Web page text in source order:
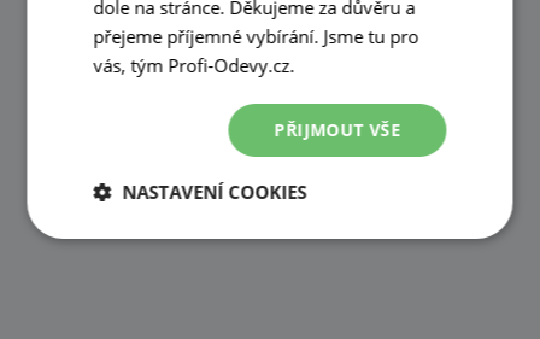
dole na stránce. Děkujeme za důvěru a
přejeme příjemné vybírání. Jsme tu pro
vás, tým Profi-Odevy.cz.
PŘIJMOUT VŠE
NASTAVENÍ COOKIES